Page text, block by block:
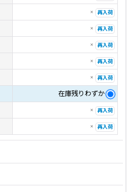
× 再入荷
× 再入荷
× 再入荷
× 再入荷
× 再入荷
在庫残りわずか
× 再入荷
× 再入荷